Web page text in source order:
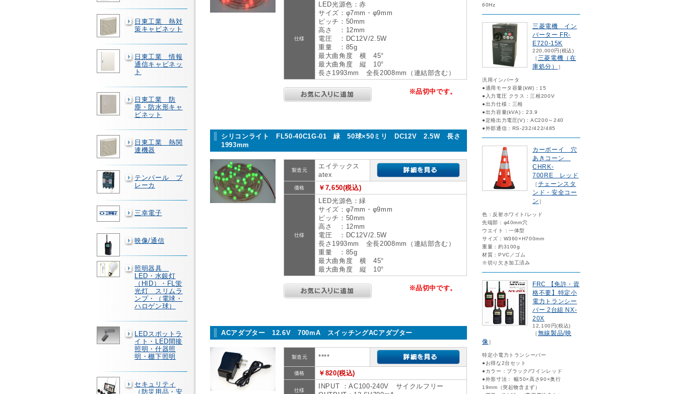
日東工業 熱対
策キャビネット
日東工業 情報
通信キャビネッ
ト
日東工業 防
塵・防水形キャ
ビネット
日東工業 熱関
連機器
テンパール ブ
レーカ
三幸電子
映像/通信
照明器具
LED・水銀灯
（HID）・FL蛍
光灯 スリムラ
ンプ・（電球・
ハロゲン球）
LEDスポットラ
イト・LED間接
照明・什器照
明・棚下照明
セキュリティ
（防災用品・安
仕様
LED光源色：赤
サイズ：φ7mm・φ9mm
ピッチ：50mm
高さ ：12mm
電圧 ：DC12V/2.5W
重量 ：85g
最大曲角度 横 45°
最大曲角度 縦 10°
長さ1993mm 全長2008mm（連結部含む）
※品切中です。
シリコンライト FL50-40C1G-01 緑 50球×50ミリ DC12V 2.5W 長さ
1993mm
製造元
エイテックス
atex
価格 ￥7,650(税込)
仕様
LED光源色：緑
サイズ：φ7mm・φ9mm
ピッチ：50mm
高さ ：12mm
電圧 ：DC12V/2.5W
長さ1993mm 全長2008mm（連結部含む）
重量 ：85g
最大曲角度 横 45°
最大曲角度 縦 10°
※品切中です。
ACアダプター 12.6V 700mA スイッチングACアダプター
製造元 ****
価格 ￥820(税込)
仕様
INPUT ：AC100-240V サイクルフリー
60Hz
三菱電機 イン
バーター FR-
E720-15K
220,000円(税込)
［三菱電機（在
庫処分）
］
汎用インバータ
●適用モータ容量(kW)：15
●入力電圧 クラス：三相200V
●出力仕様：三相
●出力容量(kVA)：23.9
●定格出力電圧(V)：AC200～240
●外部通信：RS-232/422/485
カーボーイ 穴
あきコーン
CHRK-
700RE レッド
［チェーンスタ
ンド・安全コー
ン ］
色：反射ホワイト/レッド
先端部：φ40mm穴
ウエイト：一体型
サイズ：W360×H700mm
重量：約3100g
材質：PVC／ゴム
※切り欠き加工済み
FRC 【免許・資
格不要】特定小
電力トランシー
バー 2台組 NX-
20X
12,100円(税込)
［無線製品/映
像］
特定小電力トランシーバー
●お得な2台セット
●カラー：ブラック/ワインレッド
●外形寸法： 幅50×高さ90×奥行
19mm（突起物含まず）